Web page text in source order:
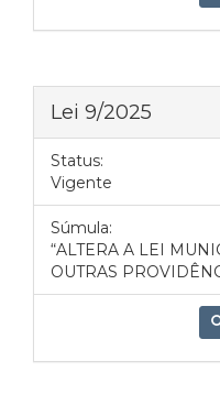
Lei 9/2025
Status:
Vigente
Súmula:
“ALTERA A LEI
OUTRAS